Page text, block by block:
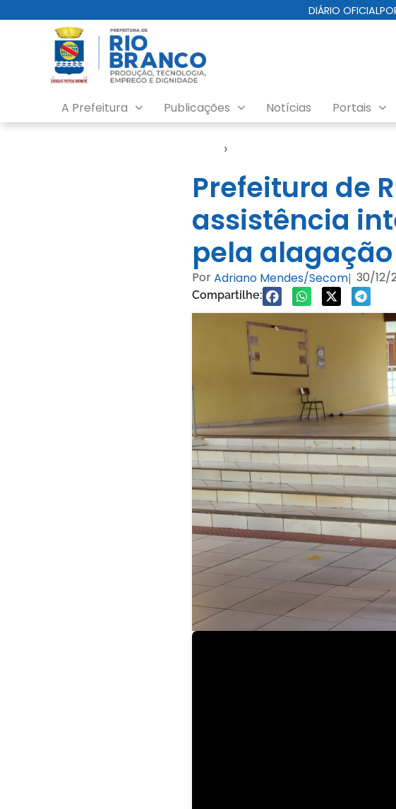
DIÁRIO OFICIAL
A Prefeitura Publicações Notícias Portais
›
Prefeitura de
assistência
pela alagação
PorAdriano Mendes/Secom| 30/12/
Compartilhe: